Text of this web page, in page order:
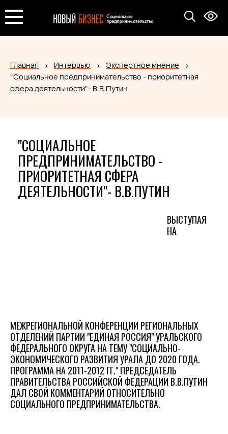
Главная Интервью
Экспертное мнение
"Социальное предпринимательство - приоритетная
сфера деятельности"- В.В.Путин
"СОЦИАЛЬНОЕ
ПРЕДПРИНИМАТЕЛЬСТВО -
ПРИОРИТЕТНАЯ СФЕРА
ДЕЯТЕЛЬНОСТИ"- В.В.ПУТИН
ВЫСТУПАЯ
НА
МЕЖРЕГИОНАЛЬНОЙ КОНФЕРЕНЦИИ РЕГИОНАЛЬНЫХ
ОТДЕЛЕНИЙ ПАРТИИ "ЕДИНАЯ РОССИЯ" УРАЛЬСКОГО
ФЕДЕРАЛЬНОГО ОКРУГА НА ТЕМУ "СОЦИАЛЬНО-
ЭКОНОМИЧЕСКОГО РАЗВИТИЯ УРАЛА ДО 2020 ГОДА.
ПРОГРАММА НА 2011-2012 ГГ." ПРЕДСЕДАТЕЛЬ
ПРАВИТЕЛЬСТВА РОССИЙСКОЙ ФЕДЕРАЦИИ В.В.ПУТИН
ДАЛ СВОЙ КОММЕНТАРИЙ ОТНОСИТЕЛЬНО
СОЦИАЛЬНОГО ПРЕДПРИНИМАТЕЛЬСТВА.